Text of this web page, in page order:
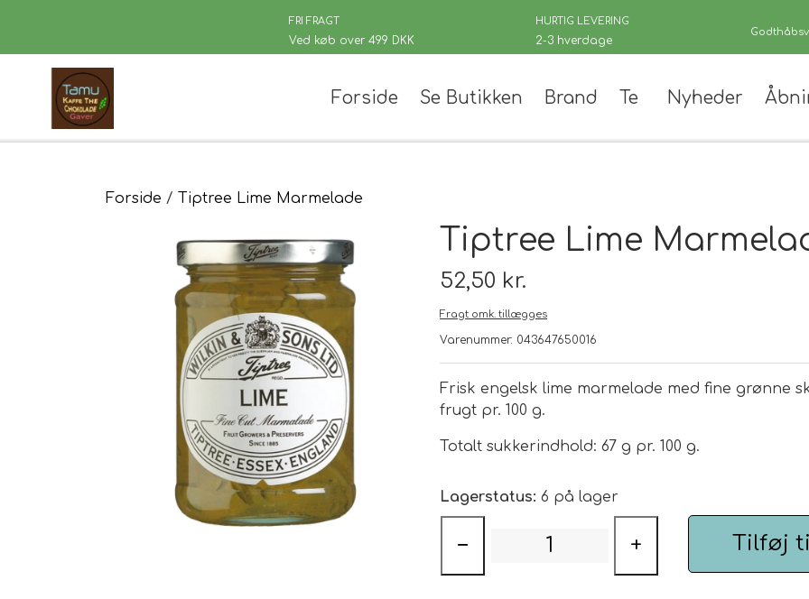
FRI FRAGT
Ved køb over 499 DKK
HURTIG LEVERING
2-3 hverdage
Forside Se Butikken Brand Te
Kusmi Te
Sort Te
Grøn Hvid Te
Hvid Te
Rooibush
Urte & Frugt teer
Husets Teblandinger
Nyheder
Forside Tiptree Lime Marmelade
Tiptree Lime
52,50 kr.
Fragt omk. tillægges
Varenummer: 043647650016
Frisk engelsk lime marmelade med fine grønne
frugt pr. 100 g.
Totalt sukkerindhold: 67 g pr. 100 g.
Lagerstatus: 6 på lager
− + Tilføj